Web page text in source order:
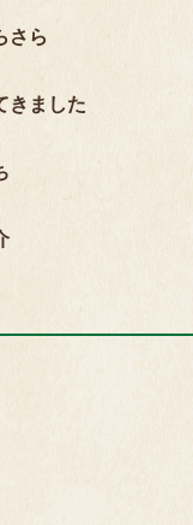
さら
きました